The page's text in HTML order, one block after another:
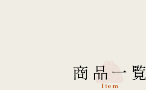
商品一覧
Item